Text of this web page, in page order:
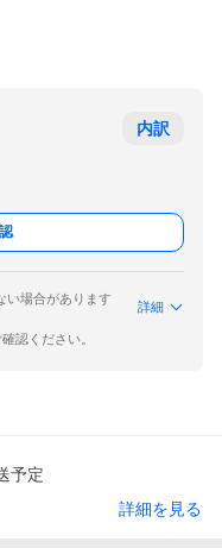
内訳
い場合があります
詳細
認ください。
予定
詳細を見る